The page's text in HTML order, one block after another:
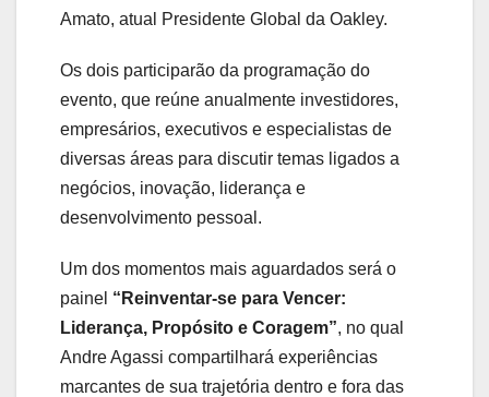
Amato, atual Presidente Global da Oakley.
Os dois participarão da programação do
evento, que reúne anualmente investidores,
empresários, executivos e especialistas de
diversas áreas para discutir temas ligados a
negócios, inovação, liderança e
desenvolvimento pessoal.
Um dos momentos mais aguardados será o
painel “Reinventar-se para Vencer:
Liderança, Propósito e Coragem”, no qual
Andre Agassi compartilhará experiências
marcantes de sua trajetória dentro e fora das